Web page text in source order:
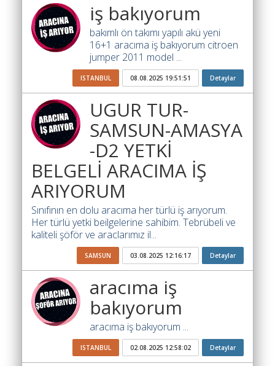
Arayanlar
arayanlar
olup
arayanlar
Aracına
arayanlar
Katsayısı
Ajandam
Hakkımızda
İletişim
iş bakıyorum
bakımlı ön takımı yapılı akü yeni
16+1 aracıma iş bakıyorum citroen
jumper 2011 model ...
ISTANBUL 08.08.2025 19:51:51 Detaylar
UGUR TUR-
SAMSUN-AMASYA
-D2 YETKİ
BELGELİ ARACIMA İŞ
ARIYORUM
Sınıfının en dolu aracıma her türlü iş arıyorum.
Her türlü yetki beilgelerine sahibim. Tebrübeli ve
kaliteli şöför ve araclarımız il...
SAMSUN 03.08.2025 12:16:17 Detaylar
aracıma iş
bakıyorum
aracıma iş bakıyorum ...
ISTANBUL 02.08.2025 12:58:02 Detaylar